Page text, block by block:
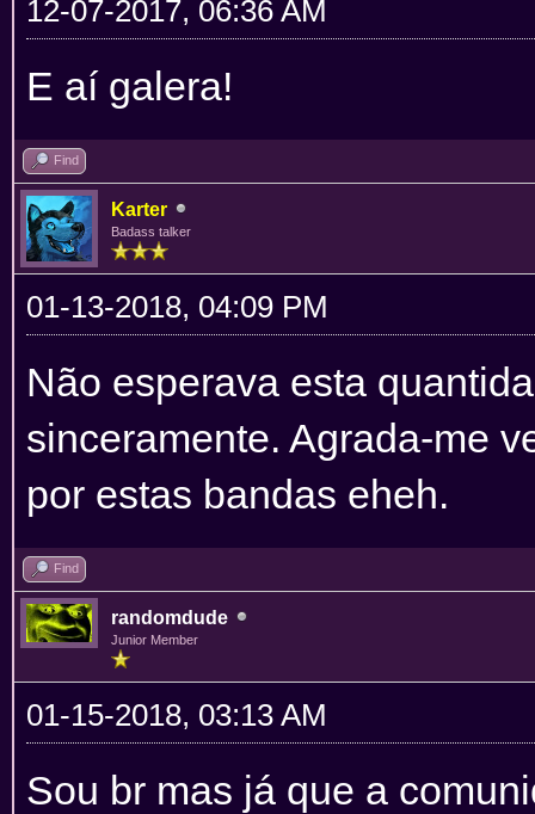
12-07-2017, 06:36 AM
E aí galera!
Find
Karter
Badass talker
01-13-2018, 04:09 PM
Não esperava esta
sinceramente. Agrada-me
por estas bandas eheh.
Find
randomdude
Junior Member
01-15-2018, 03:13 AM
Sou br mas já que a